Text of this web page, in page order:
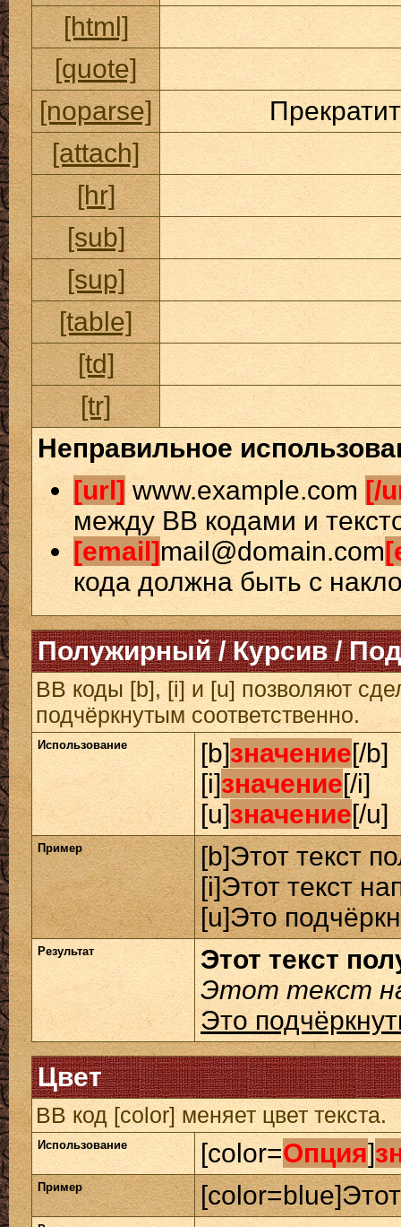
[html]
[quote]
[noparse]
[attach]
[hr]
[sub]
[sup]
[table]
[td]
[tr]
Неправильное
[url] www.example.com [/
между BB кодами и
[email] mail@domain.com
кода должна быть с
Полужирный / Курсив /
BB коды [b], [i] и [u] позволяют
подчёркнутым соответственно.
Использование [b]значение[/b]
[i]значение[/i]
[u]значение[/u]
Пример
[b]Этот текст
[i]Этот текст
[u]Это
Результат
Этот текст
Этот текст
Это
Цвет
BB код [color] меняет цвет текста.
Использование [color=Опция]
Пример